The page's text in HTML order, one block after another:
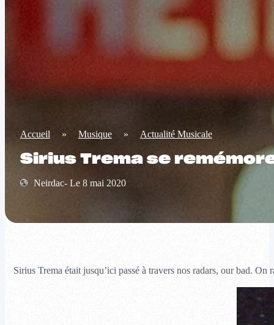
Accueil » Musique » Actualité Musicale
Sirius Trema se
Neirdac- Le 8 mai 2020
Sirius Trema était jusqu’ici passé à travers nos radars, our bad.